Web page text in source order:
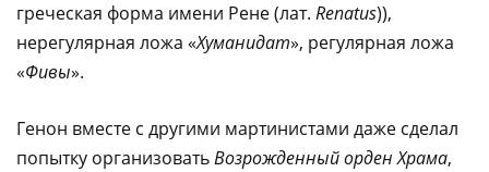
греческая форма имени Рене (лат. Renatus)),
нерегулярная ложа «Хуманидат», регулярная ложа
«Фивы».
Генон вместе с другими мартинистами даже сделал
попытку организоватьВозрожденный орден Храма,